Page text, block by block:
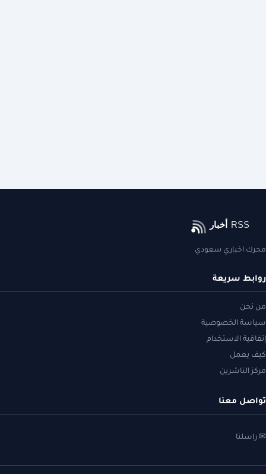
محرك اخباري سعودي
روابط سريعة
من نحن
سياسة الخصوصية
إتفاقية الاستخدام
كيف يعمل
مركز الناشرين
تواصل معنا
✉ راسلنا